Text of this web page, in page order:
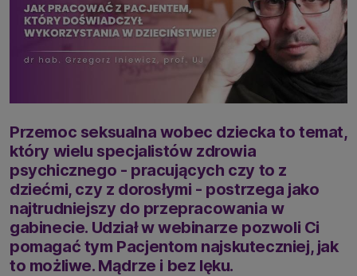
Przemoc seksualna wobec dziecka to temat,
który wielu specjalistów zdrowia
psychicznego - pracujących czy to z
dziećmi, czy z dorosłymi - postrzega jako
najtrudniejszy do przepracowania w
gabinecie. Udział w webinarze pozwoli Ci
pomagać tym Pacjentom najskuteczniej, jak
to możliwe. Mądrze i bez lęku.